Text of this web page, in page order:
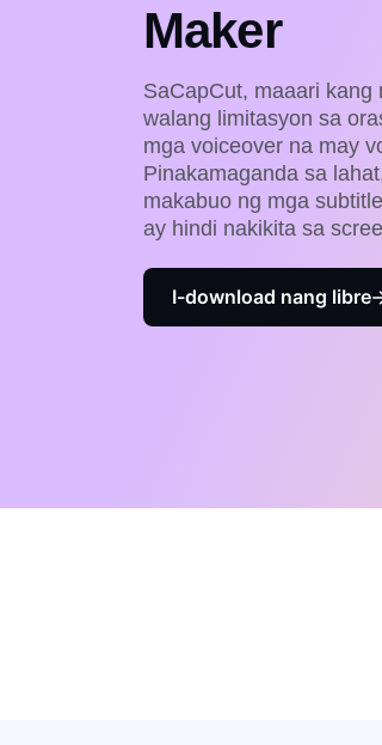
Maker
SaCapCut, maaari
walang limitasyon sa
mga voiceover na may
Pinakamaganda sa
makabuo ng mga
ay hindi nakikita sa
I-download nang libre